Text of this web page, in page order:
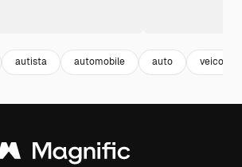
autista automobile auto veicoli